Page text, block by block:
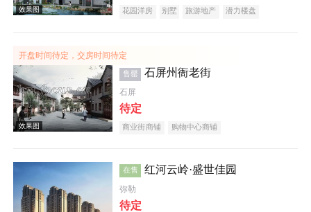
效果图
花园洋房 别墅 旅游地产
潜力楼盘
开盘时间待定，交房时间待定
售罄 石屏州衙老街
石屏
待定
商业街商铺 购物中心商铺
在售 红河云岭·盛世佳园
弥勒
待定